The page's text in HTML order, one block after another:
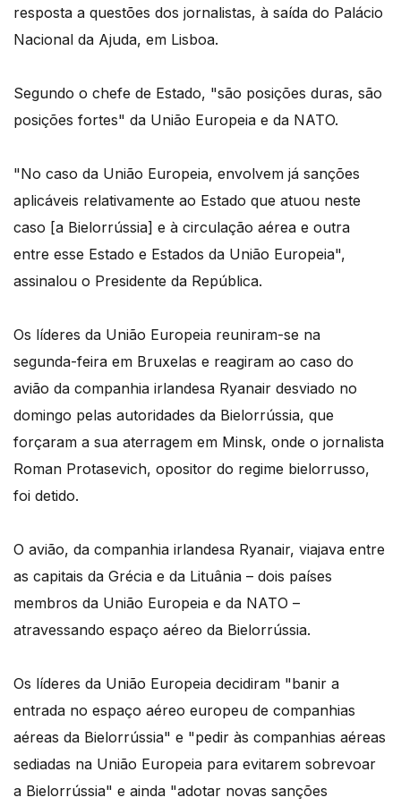
resposta a questões dos jornalistas, à saída do Palácio
Nacional da Ajuda, em Lisboa.
Segundo o chefe de Estado, "são posições duras, são
posições fortes" da União Europeia e da NATO.
"No caso da União Europeia, envolvem já sanções
aplicáveis relativamente ao Estado que atuou neste
caso [a Bielorrússia] e à circulação aérea e outra
entre esse Estado e Estados da União Europeia",
assinalou o Presidente da República.
Os líderes da União Europeia reuniram-se na
segunda-feira em Bruxelas e reagiram ao caso do
avião da companhia irlandesa Ryanair desviado no
domingo pelas autoridades da Bielorrússia, que
forçaram a sua aterragem em Minsk, onde o jornalista
Roman Protasevich, opositor do regime bielorrusso,
foi detido.
O avião, da companhia irlandesa Ryanair, viajava entre
as capitais da Grécia e da Lituânia – dois países
membros da União Europeia e da NATO –
atravessando espaço aéreo da Bielorrússia.
Os líderes da União Europeia decidiram "banir a
entrada no espaço aéreo europeu de companhias
aéreas da Bielorrússia" e "pedir às companhias aéreas
sediadas na União Europeia para evitarem sobrevoar
a Bielorrússia" e ainda "adotar novas sanções